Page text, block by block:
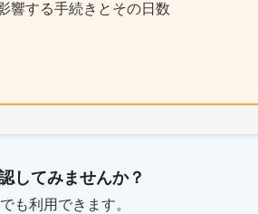
響する手続きとその日数
してみませんか？
も利用できます。